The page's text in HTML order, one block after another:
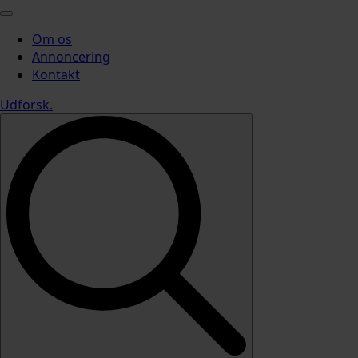
Om os
Annoncering
Kontakt
Udforsk.